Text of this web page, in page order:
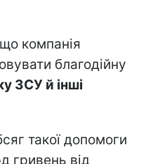
компанія
благодійну
ЗСУ й інші
такої допомоги
гривень від